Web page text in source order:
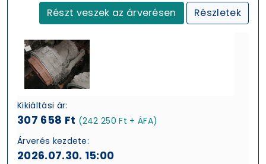
Részt veszek az árverésen Részletek
Kikiáltási ár:
307 658 Ft (242 250 Ft + ÁFA)
Árverés kezdete:
2026.07.30. 15:00